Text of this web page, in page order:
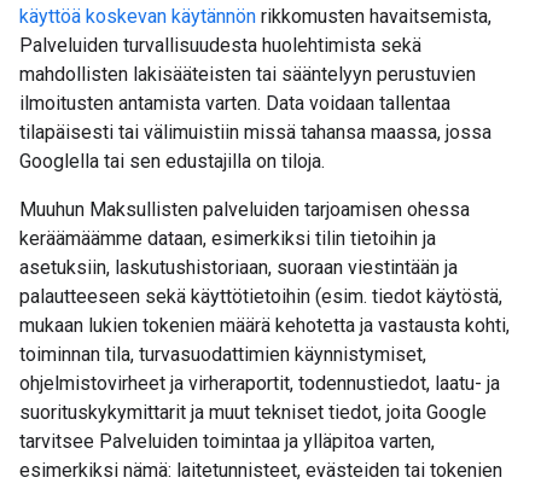
käyttöä koskevan käytännön rikkomusten havaitsemista,
Palveluiden turvallisuudesta huolehtimista sekä
mahdollisten lakisääteisten tai sääntelyyn perustuvien
ilmoitusten antamista varten. Data voidaan tallentaa
tilapäisesti tai välimuistiin missä tahansa maassa, jossa
Googlella tai sen edustajilla on tiloja.
Muuhun Maksullisten palveluiden tarjoamisen ohessa
keräämäämme dataan, esimerkiksi tilin tietoihin ja
asetuksiin, laskutushistoriaan, suoraan viestintään ja
palautteeseen sekä käyttötietoihin (esim. tiedot käytöstä,
mukaan lukien tokenien määrä kehotetta ja vastausta kohti,
toiminnan tila, turvasuodattimien käynnistymiset,
ohjelmistovirheet ja virheraportit, todennustiedot, laatu- ja
suorituskykymittarit ja muut tekniset tiedot, joita Google
tarvitsee Palveluiden toimintaa ja ylläpitoa varten,
esimerkiksi nämä: laitetunnisteet, evästeiden tai tokenien